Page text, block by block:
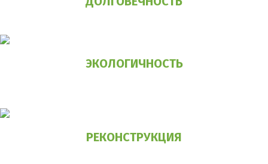
ЭКОЛОГИЧНОСТЬ
РЕКОНСТРУКЦИЯ